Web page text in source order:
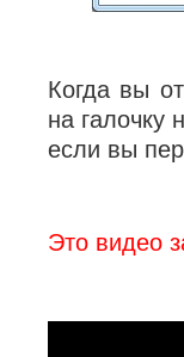
Когда вы
на галочку
если вы
Это видео